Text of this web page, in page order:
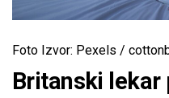
Foto Izvor: Pexels /
Britanski lekar